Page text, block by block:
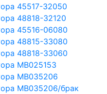
45517-32050
48818-32120
45516-06080
48815-33080
48818-33060
MB025153
MB035206
MB035206/брак